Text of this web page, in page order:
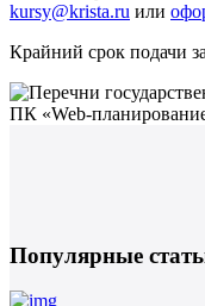
kursy@krista.ru или
Крайний срок подачи
Популярные